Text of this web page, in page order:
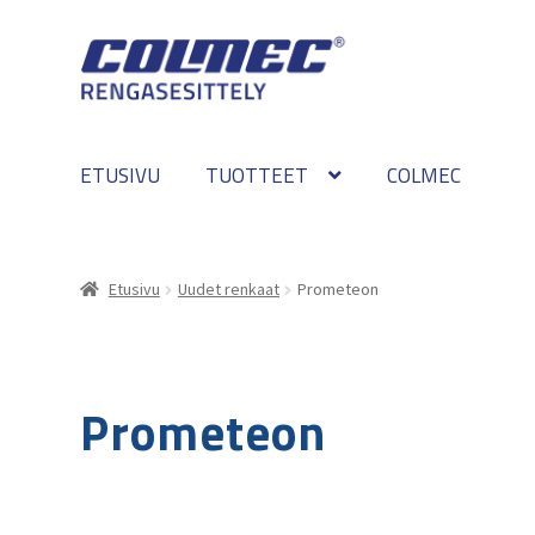
Skip
to
navigation
Skip
to
content
ETUSIVU TUOTTEET COLMEC
Etusivu Uudet renkaat Prometeon
Prometeon